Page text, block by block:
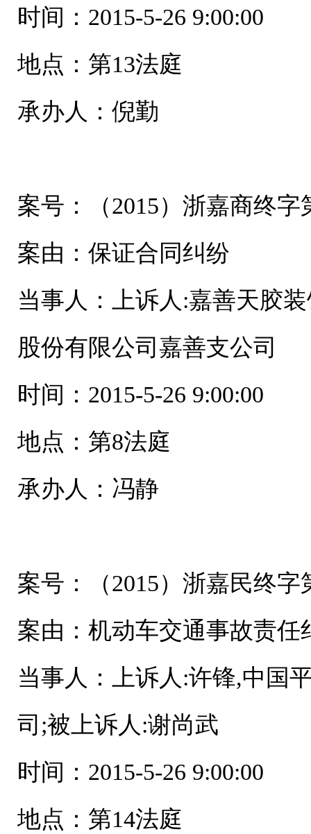
时间：2015-5-26 9:00:00
地点：第13法庭
承办人：倪勤
案号：（2015）浙嘉商终字
案由：保证合同纠纷
当事人：上诉人:嘉善天胶
股份有限公司嘉善支公司
时间：2015-5-26 9:00:00
地点：第8法庭
承办人：冯静
案号：（2015）浙嘉民终字
案由：机动车交通事故责任
当事人：上诉人:许锋,中国
司;被上诉人:谢尚武
时间：2015-5-26 9:00:00
地点：第14法庭